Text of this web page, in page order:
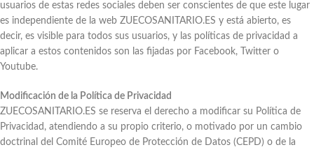
usuarios de estas redes sociales deben ser conscientes de que este lugar
es independiente de la web ZUECOSANITARIO.ES y está abierto, es
decir, es visible para todos sus usuarios, y las políticas de privacidad a
aplicar a estos contenidos son las fijadas por Facebook, Twitter o
Youtube.
Modificación de la Política de Privacidad
ZUECOSANITARIO.ES se reserva el derecho a modificar su Política de
Privacidad, atendiendo a su propio criterio, o motivado por un cambio
doctrinal del Comité Europeo de Protección de Datos (CEPD) o de la